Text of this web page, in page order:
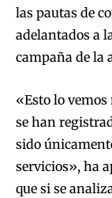
las pautas de
adelantados a
campaña de la
«Esto lo
se han
sido
servicios», ha
que si se